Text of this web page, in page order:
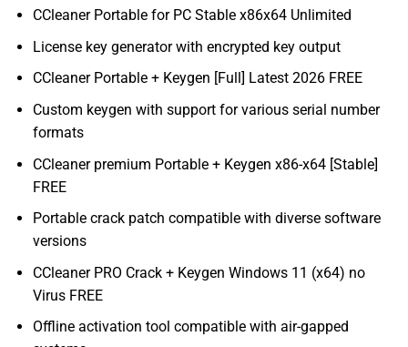
CCleaner Portable for PC Stable x86x64 Unlimited
License key generator with encrypted key output
CCleaner Portable + Keygen [Full] Latest 2026 FREE
Custom keygen with support for various serial number
formats
CCleaner premium Portable + Keygen x86-x64 [Stable]
FREE
Portable crack patch compatible with diverse software
versions
CCleaner PRO Crack + Keygen Windows 11 (x64) no
Virus FREE
Offline activation tool compatible with air-gapped